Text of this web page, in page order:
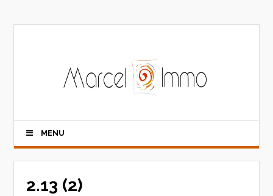
MENU
2.13 (2)